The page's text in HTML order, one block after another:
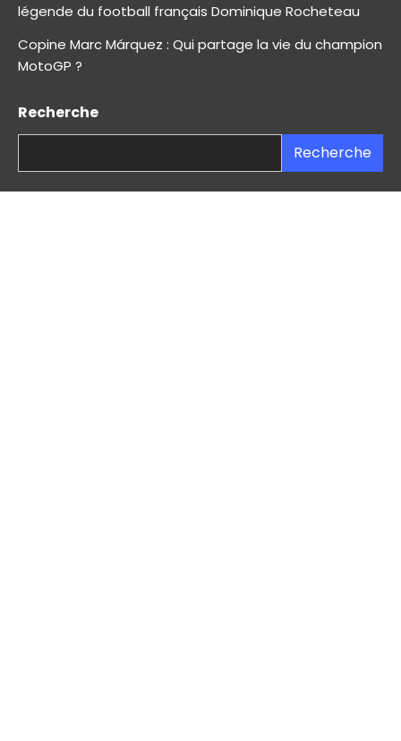
légende du football français Dominique Rocheteau
Copine Marc Márquez : Qui partage la vie du champion
MotoGP ?
Recherche
Recherche